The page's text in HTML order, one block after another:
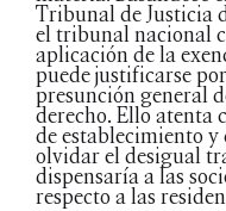
Tribunal de Justicia
el tribunal nacional
aplicación de la
puede justificarse
presunción general
derecho. Ello
de establecimiento
olvidar el desigual
dispensaría a las
respecto a las